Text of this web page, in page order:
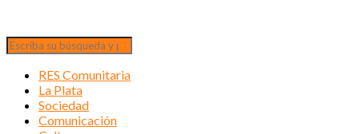
RES Comunitaria
La Plata
Sociedad
Comunicación